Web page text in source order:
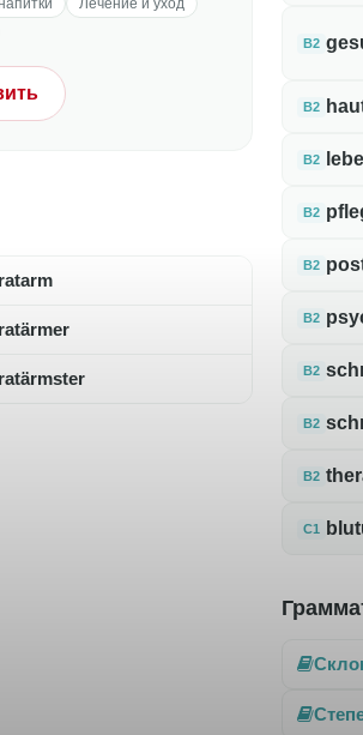
Лечение и уход
B2
B2
B2
B2
B2
B2
B2
B2
B2
C1